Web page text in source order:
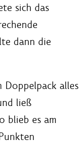
sich das
dann die
Doppelpack alles
ließ
blieb es am